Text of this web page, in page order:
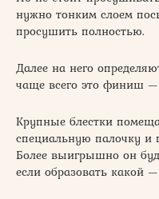
нужно тонким слоем
просушить полностью.
Далее на него
чаще всего это финиш —
Крупные блестки
специальную палочку
Более выигрышно он
если образовать какой